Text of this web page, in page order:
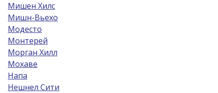
Мишен Хилс
Мишн-Вьехо
Модесто
Монтерей
Морган Хилл
Мохаве
Напа
Нешнел Сити